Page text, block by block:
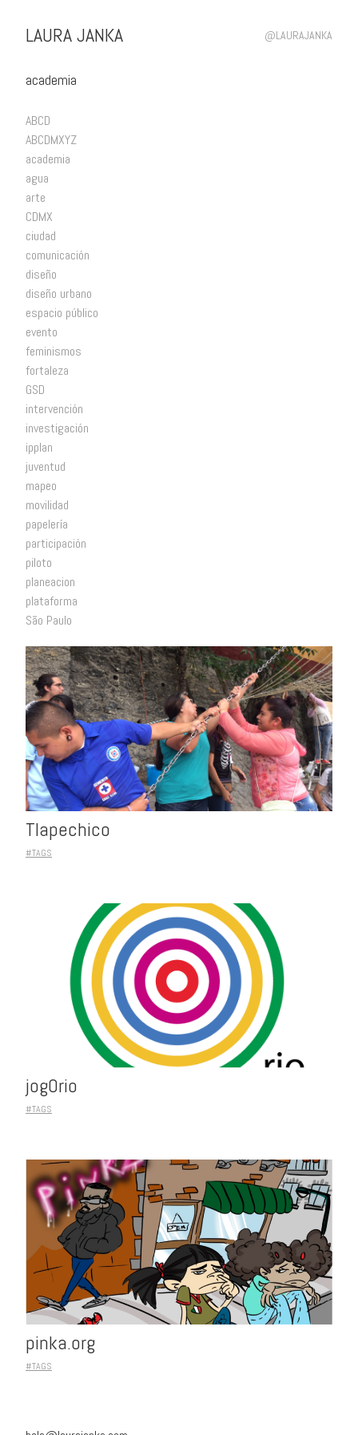
LAURA JANKA @LAURAJANKA
academia
ABCD
ABCDMXYZ
academia
agua
arte
CDMX
ciudad
comunicación
diseño
diseño urbano
espacio público
evento
feminismos
fortaleza
GSD
intervención
investigación
ipplan
juventud
mapeo
movilidad
papelería
participación
piloto
planeacion
plataforma
São Paulo
Tlapechico
#TAGS
jogOrio
#TAGS
pinka.org
#TAGS